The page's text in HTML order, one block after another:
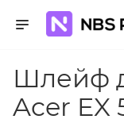
Шлейф
Acer EX